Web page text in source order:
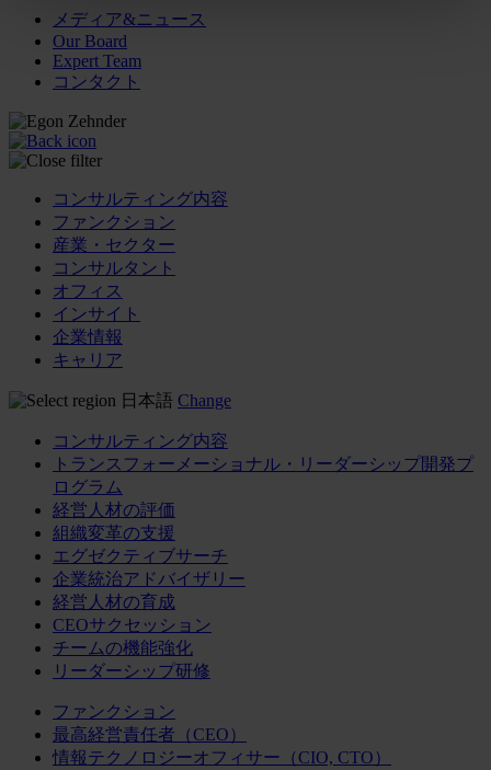
メディア&ニュース
Our Board
Expert Team
コンタクト
コンサルティング内容
ファンクション
産業・セクター
コンサルタント
オフィス
インサイト
企業情報
キャリア
日本語 Change
コンサルティング内容
トランスフォーメーショナル・リーダーシップ開発プ
ログラム
経営人材の評価
組織変革の支援
エグゼクティブサーチ
企業統治アドバイザリー
経営人材の育成
CEOサクセッション
チームの機能強化
リーダーシップ研修
ファンクション
最高経営責任者（CEO）
情報テクノロジーオフィサー（CIO, CTO）